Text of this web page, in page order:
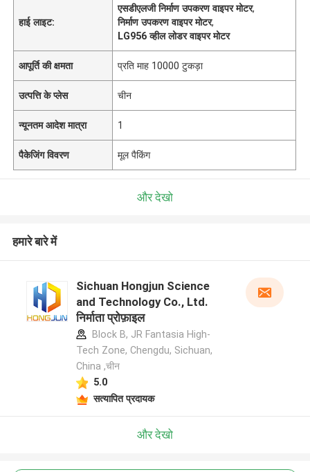
हाई लाइट:
एसडीएलजी निर्माण उपकरण वाइपर मोटर,
निर्माण उपकरण वाइपर मोटर,
LG956 व्हील लोडर वाइपर मोटर
आपूर्ति की क्षमता प्रति माह 10000 टुकड़ा
उत्पत्ति के प्लेस चीन
न्यूनतम आदेश मात्रा 1
पैकेजिंग विवरण मूल पैकिंग
और देखो
हमारे बारे में
Sichuan Hongjun Science
and Technology Co., Ltd.
निर्माता प्रोफ़ाइल
Block B, JR Fantasia High-
Tech Zone, Chengdu, Sichuan,
China ,चीन
5.0
सत्यापित प्रदायक
और देखो